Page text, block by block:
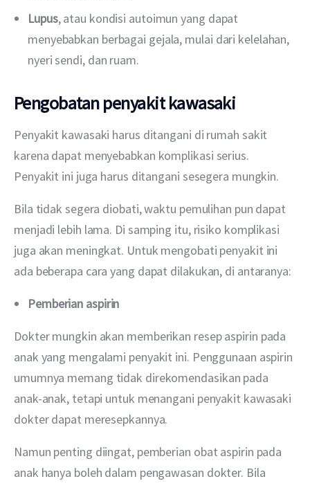
Lupus, atau kondisi autoimun yang dapat
menyebabkan berbagai gejala, mulai dari kelelahan,
nyeri sendi, dan ruam.
Pengobatan penyakit kawasaki
Penyakit kawasaki harus ditangani di rumah sakit
karena dapat menyebabkan komplikasi serius.
Penyakit ini juga harus ditangani sesegera mungkin.
Bila tidak segera diobati, waktu pemulihan pun dapat
menjadi lebih lama. Di samping itu, risiko komplikasi
juga akan meningkat. Untuk mengobati penyakit ini
ada beberapa cara yang dapat dilakukan, di antaranya:
Pemberian aspirin
Dokter mungkin akan memberikan resep aspirin pada
anak yang mengalami penyakit ini. Penggunaan aspirin
umumnya memang tidak direkomendasikan pada
anak-anak, tetapi untuk menangani penyakit kawasaki
dokter dapat meresepkannya.
Namun penting diingat, pemberian obat aspirin pada
anak hanya boleh dalam pengawasan dokter. Bila